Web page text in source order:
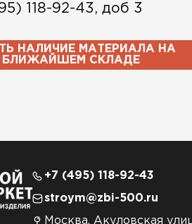
118-92-43, доб 3
НАЛИЧИЕ МАТЕРИАЛА НА
БЛИЖАЙШЕМ СКЛАДЕ
+7 (495) 118-92-43
stroym@zbi-500.ru
Москва, Акуловская